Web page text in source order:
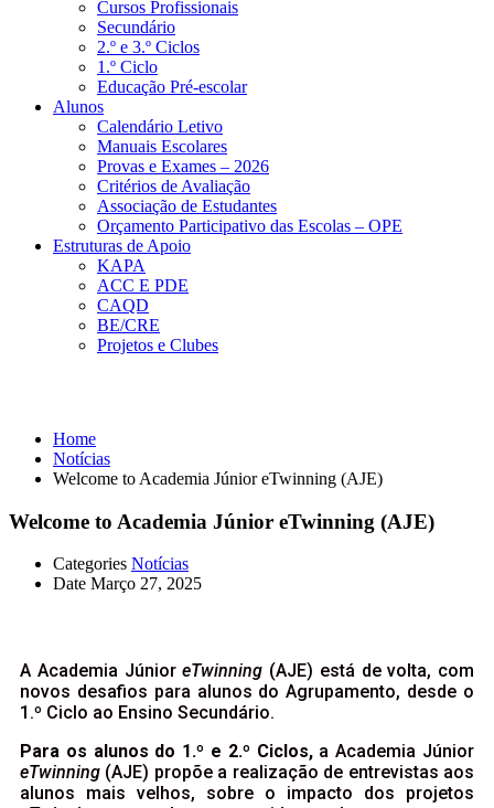
Cursos Profissionais
Secundário
2.º e 3.º Ciclos
1.º Ciclo
Educação Pré-escolar
Alunos
Calendário Letivo
Manuais Escolares
Provas e Exames – 2026
Critérios de Avaliação
Associação de Estudantes
Orçamento Participativo das Escolas – OPE
Estruturas de Apoio
KAPA
ACC E PDE
CAQD
BE/CRE
Projetos e Clubes
Home
Notícias
Welcome to Academia Júnior eTwinning (AJE)
Welcome to Academia Júnior eTwinning (AJE)
Categories Notícias
Date Março 27, 2025
A Academia JúnioreTwinning (AJE) está de volta, com
novos desafios para alunos do Agrupamento, desde o
1.º Ciclo ao Ensino Secundário.
Para os alunos do 1.º e 2.º Ciclos, a Academia Júnior
eTwinning (AJE) propõe a realização de entrevistas aos
alunos mais velhos, sobre o impacto dos projetos